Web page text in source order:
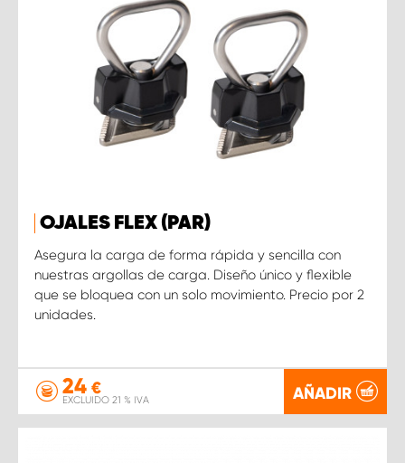
OJALES FLEX (PAR)
Asegura la carga de forma rápida y sencilla con
nuestras argollas de carga. Diseño único y flexible
que se bloquea con un solo movimiento. Precio por 2
unidades.
24 €
EXCLUIDO 21 % IVA AÑADIR